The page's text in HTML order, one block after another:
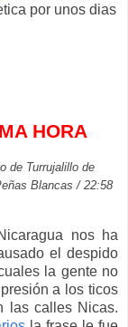
por unos dias
HORA
de Turrujalillo de
Blancas / 22:58
nos ha
el despido
la gente no
a los ticos
las calles Nicas.